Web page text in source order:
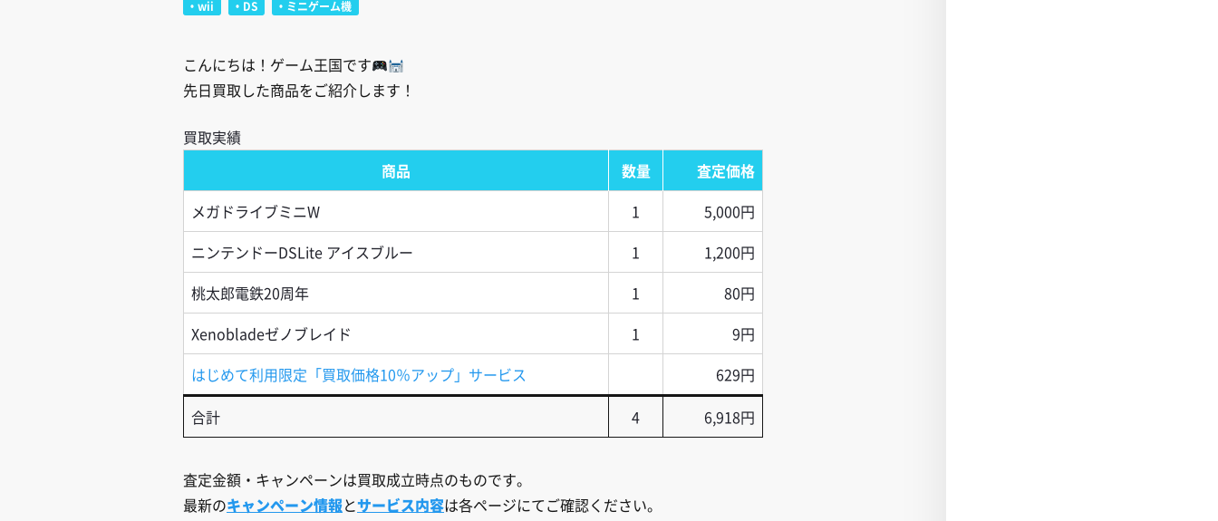
wii DS ミニゲーム機
こんにちは！ゲーム王国です
先日買取した商品をご紹介します！
買取実績
商品
数量
査定価格
メガドライブミニW
1
5,000円
ニンテンドーDSLite アイスブルー
1
1,200円
桃太郎電鉄20周年
1
80円
Xenobladeゼノブレイド
1
9円
はじめて利用限定「買取価格10％アップ」サービス
629円
合計
4 6,918円
査定金額・キャンペーンは買取成立時点のものです。
最新のキャンペーン情報とサービス内容は各ページにてご確認ください。